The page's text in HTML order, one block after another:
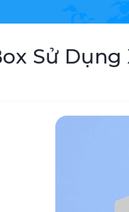
Sử Dụng